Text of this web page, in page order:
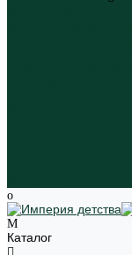
Каталог